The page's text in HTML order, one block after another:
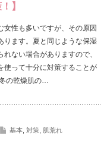
】
女性も多いですが、その原因
ります。夏と同じような保湿
ない場合がありますので、
使って十分に対策することが
の乾燥肌の…
基本, 対策, 肌荒れ